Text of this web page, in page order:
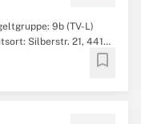
9b (TV-L)
Silberstr. 21, 44137
der
bookmark